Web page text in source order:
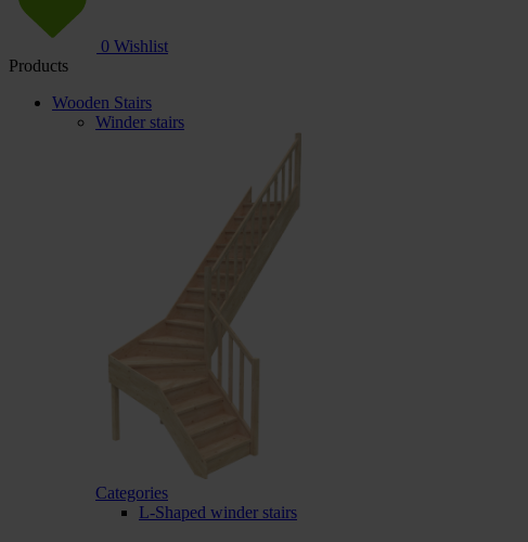
0 Wishlist
Products
Wooden Stairs
Winder stairs
Categories
L-Shaped winder stairs